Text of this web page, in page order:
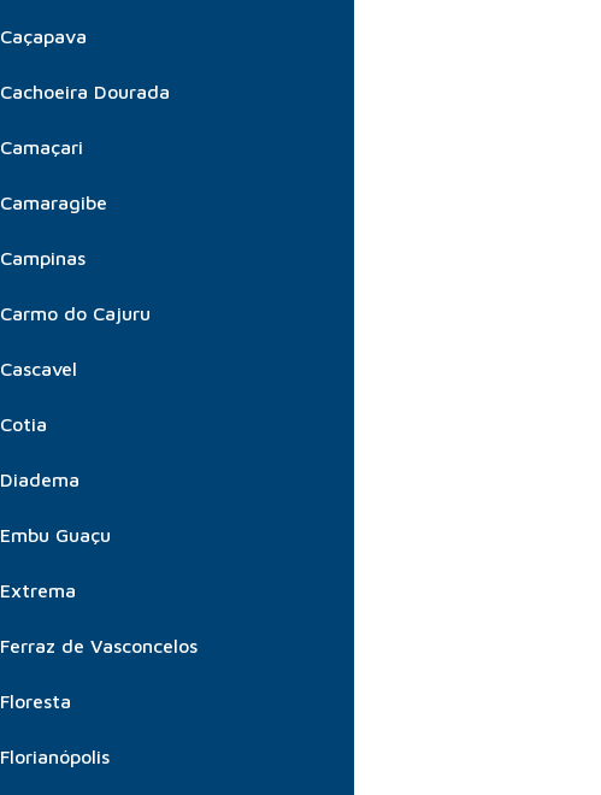
Caçapava
Cachoeira Dourada
Camaçari
Camaragibe
Campinas
Carmo do Cajuru
Cascavel
Cotia
Diadema
Embu Guaçu
Extrema
Ferraz de Vasconcelos
Floresta
Florianópolis